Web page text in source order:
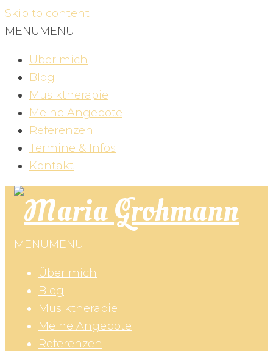
Skip to content
MENUMENU
Über mich
Blog
Musiktherapie
Meine Angebote
Referenzen
Termine & Infos
Kontakt
MENUMENU
Über mich
Blog
Musiktherapie
Meine Angebote
Referenzen